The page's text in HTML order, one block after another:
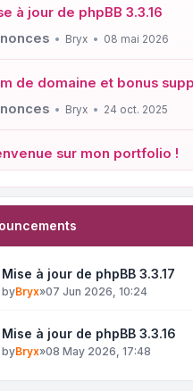
à jour de phpBB 3.3.16
Bryx 08 mai 2026
de domaine et bonus
Bryx 24 oct. 2025
sur mon portfolio !
Expert Produit Google
Mise à jour de phpBB 3.3.17
byBryx»07 Jun 2026, 10:24
Mise à jour de phpBB 3.3.16
byBryx»08 May 2026, 17:48